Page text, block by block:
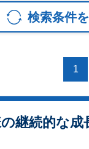
検索条件
1
継続的な